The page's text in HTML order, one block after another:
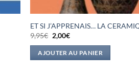
ET SI J’APPRENAIS… LA
9,95€ Le
prix
initial
était :
2,00€Le
actuel
est :
AJOUTER AU PANIER